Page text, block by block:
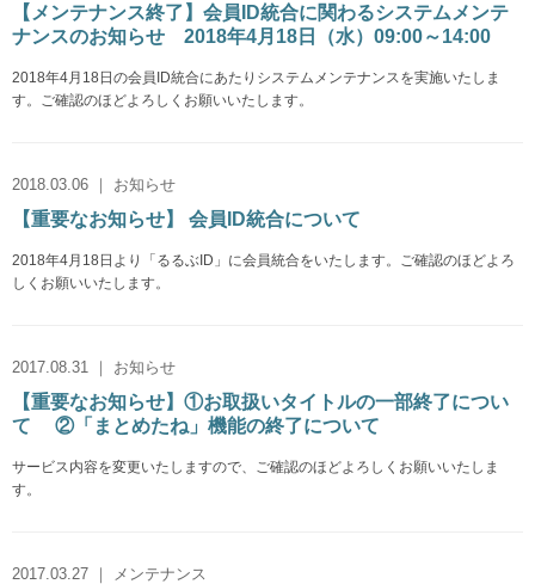
【メンテナンス終了】会員ID統合に関わるシステムメンテ
ナンスのお知らせ 2018年4月18日（水）09:00～14:00
2018年4月18日の会員ID統合にあたりシステムメンテナンスを実施いたしま
す。ご確認のほどよろしくお願いいたします。
2018.03.06 ｜ お知らせ
【重要なお知らせ】 会員ID統合について
2018年4月18日より「るるぶID」に会員統合をいたします。ご確認のほどよろ
しくお願いいたします。
2017.08.31 ｜ お知らせ
【重要なお知らせ】①お取扱いタイトルの一部終了につい
て ②「まとめたね」機能の終了について
サービス内容を変更いたしますので、ご確認のほどよろしくお願いいたしま
す。
2017.03.27 ｜ メンテナンス